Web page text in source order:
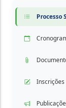
Processo
Inscrições